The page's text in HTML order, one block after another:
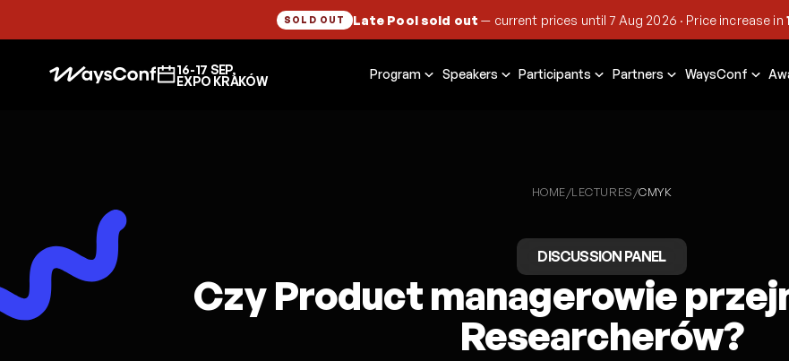
SOLD OUT Late Pool sold out — current prices until7 Aug 2026 · Price increase in
16-17 SEP,
EXPO KRAKÓW Program Speakers Participants Partners WaysConf
HOME/LECTURES /CMYK
DISCUSSION PANEL
Czy Product managerowie
Researcherów?